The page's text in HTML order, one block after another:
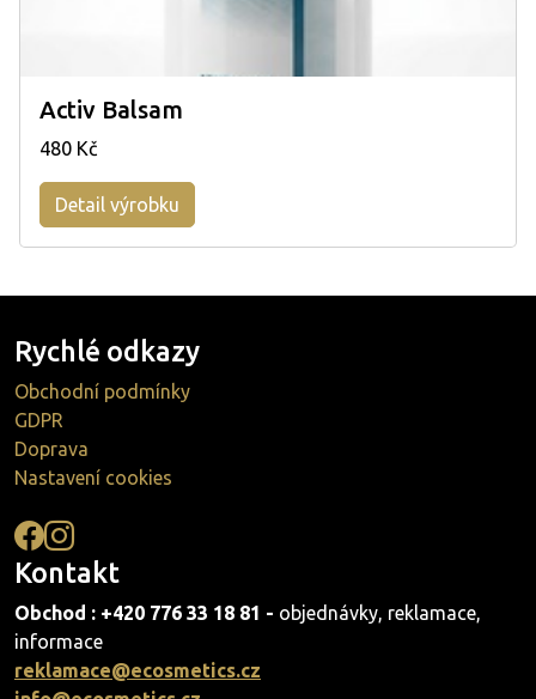
Activ Balsam
480 Kč
Detail výrobku
Rychlé odkazy
Obchodní podmínky
GDPR
Doprava
Nastavení cookies
Kontakt
Obchod : +420 776 33 18 81 - objednávky, reklamace,
informace
reklamace@ecosmetics.cz